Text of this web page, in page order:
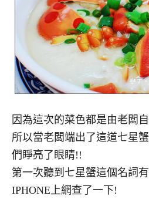
因為這次的菜色都是由老闆
所以當老闆端出了這道七星
們睜亮了眼睛!!
第一次聽到七星蟹這個名詞
IPHONE上網查了一下!